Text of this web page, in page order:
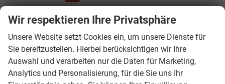
Seite:
Seiten:
Wir respektieren Ihre Privatsphäre
Unsere Website setzt Cookies ein, um unsere Dienste für
Sie bereitzustellen. Hierbei berücksichtigen wir Ihre
Auswahl und verarbeiten nur die Daten für Marketing,
Analytics und Personalisierung, für die Sie uns Ihr